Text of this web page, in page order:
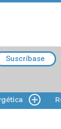
Suscríbase